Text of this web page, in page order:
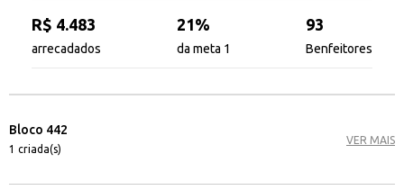
R$ 4.483
arrecadados
21%
da meta 1
93
Benfeitores
Bloco 442
1 criada(s)
VER MAIS